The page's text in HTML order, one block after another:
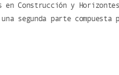
Construcción y
segunda parte